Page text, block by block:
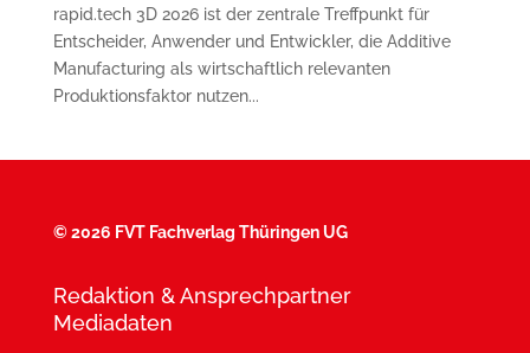
rapid.tech 3D 2026 ist der zentrale Treffpunkt für
Entscheider, Anwender und Entwickler, die Additive
Manufacturing als wirtschaftlich relevanten
Produktionsfaktor nutzen...
©2026 FVT Fachverlag Thüringen UG
Redaktion & Ansprechpartner
Mediadaten